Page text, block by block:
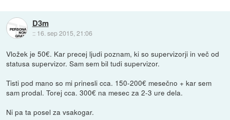
D3m
:: 16. sep 2015, 21:06
Vložek je 50€. Kar precej ljudi poznam, ki so supervizorji in več od
statusa supervizor. Sam sem bil tudi supervizor.
Tisti pod mano so mi prinesli cca. 150-200€ mesečno + kar sem
sam prodal. Torej cca. 300€ na mesec za 2-3 ure dela.
Ni pa ta posel za vsakogar.